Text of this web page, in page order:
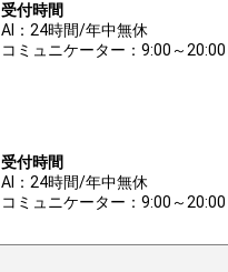
受付時間
AI：24時間/年中無休
コミュニケーター：9:00～20:00
受付時間
AI：24時間/年中無休
コミュニケーター：9:00～20:00